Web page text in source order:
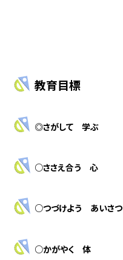
教育目標
◎さがして 学ぶ
○ささえ合う 心
○つづけよう あいさつ
○かがやく 体